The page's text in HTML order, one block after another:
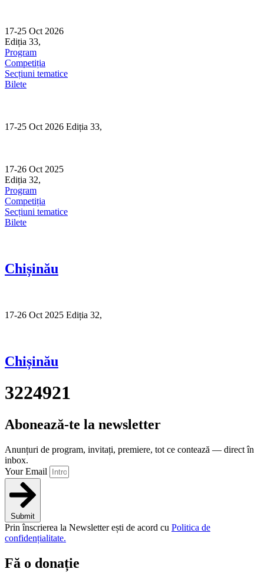
content
17-25 Oct 2026
Ediția 33,
Program
Competiția
Secțiuni tematice
Bilete
17-25 Oct 2026 Ediția 33,
17-26 Oct 2025
Ediția 32,
Program
Competiția
Secțiuni tematice
Bilete
Chișinău
17-26 Oct 2025 Ediția 32,
Chișinău
3224921
Abonează-te la newsletter
Anunțuri de program, invitați, premiere, tot ce contează — direct în
inbox.
Your Email
Submit
Prin înscrierea la Newsletter ești de acord cu Politica de
confidențialitate.
Fă o donație